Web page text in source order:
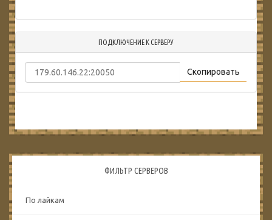
ПОДКЛЮЧЕНИЕ К СЕРВЕРУ
Скопировать
ФИЛЬТР СЕРВЕРОВ
По лайкам